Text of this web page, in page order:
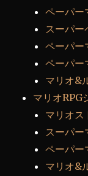
ペーパー
スーパー
ペーパー
ペーパー
マリオ&
マリオRPG
マリオス
スーパー
ペーパー
マリオ&